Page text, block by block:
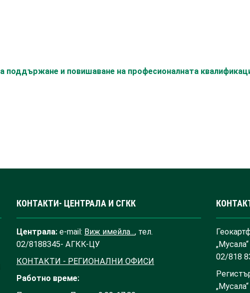
поддържане и повишаване на професионалната
КОНТАКТИ- ЦЕНТРАЛА И СГКК
Централа: e-mail: Виж имейла..., тел.
02/8188345- АГКК-ЦУ
КОНТАКТИ - РЕГИОНАЛНИ ОФИСИ
Работно време:
02/818